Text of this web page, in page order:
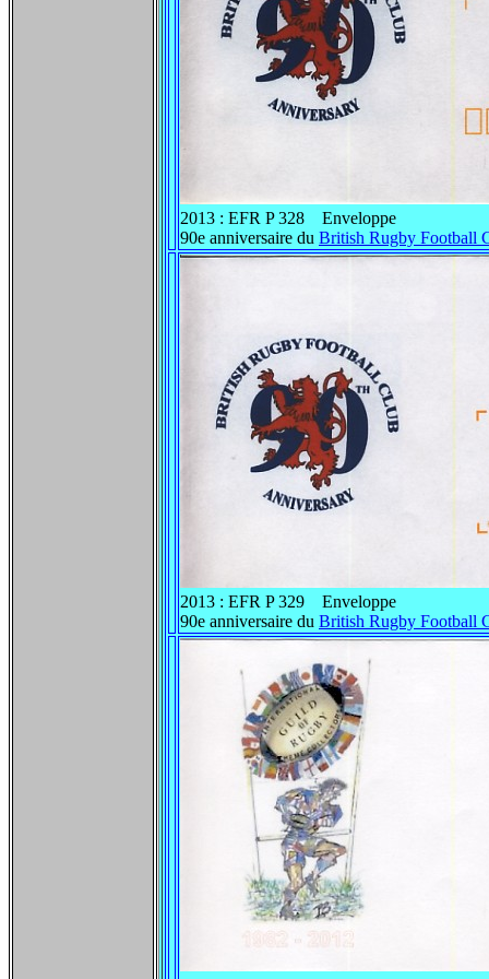
2013 : EFR P 328 Enveloppe
90e anniversaire du British Rugby Football
2013 : EFR P 329 Enveloppe
90e anniversaire du British Rugby Football